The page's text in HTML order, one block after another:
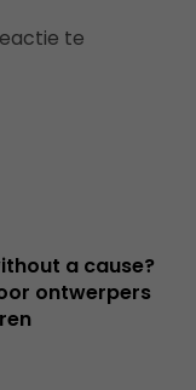
te
a cause?
ontwerpers